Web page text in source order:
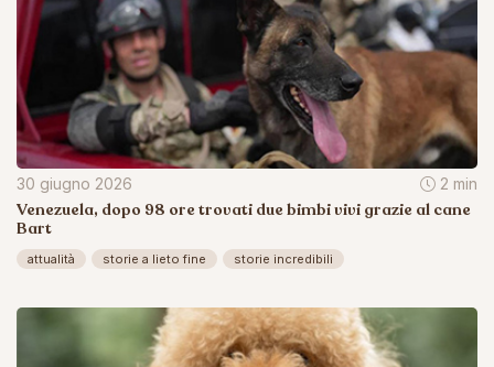
30 giugno 2026 2 min
Venezuela, dopo 98 ore trovati due bimbi vivi grazie al cane
Bart
attualità storie a lieto fine storie incredibili